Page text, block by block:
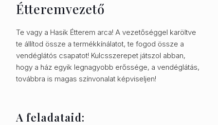
Étteremvezető
Te vagy a Hasik Étterem arca! A vezetőséggel karöltve
te állítod össze a termékkínálatot, te fogod össze a
vendéglátós csapatot! Kulcsszerepet játszol abban,
hogy a ház egyik legnagyobb erőssége, a vendéglátás,
továbbra is magas színvonalat képviseljen!
A feladataid: